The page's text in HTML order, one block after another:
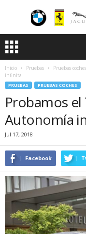
Inicio Pruebas Pruebas coches
infinita
PRUEBAS PRUEBAS COCHES
Probamos el
Autonomía
Jul 17, 2018
Facebook